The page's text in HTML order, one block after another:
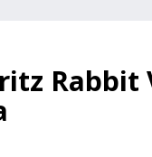
Rabbit